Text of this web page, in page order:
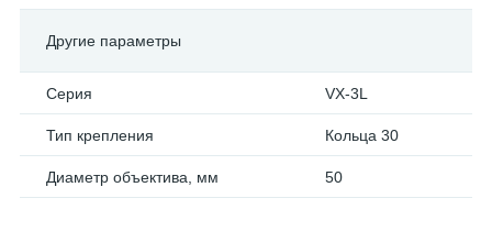
Другие параметры
Серия VX-3L
Тип крепления Кольца 30
Диаметр объектива, мм 50